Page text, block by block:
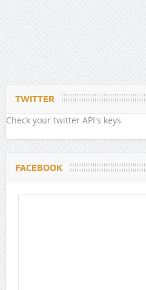
TWITTER
Check your twitter API's keys
FACEBOOK